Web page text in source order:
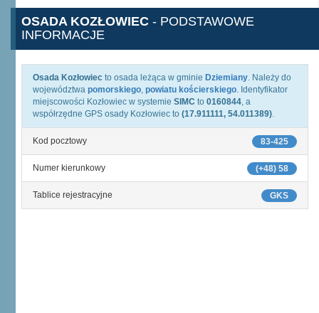
OSADA KOZŁOWIEC - PODSTAWOWE
INFORMACJE
Osada Kozłowiec to osada leżąca w gminie Dziemiany. Należy do
województwa pomorskiego, powiatu kościerskiego. Identyfikator
miejscowości Kozłowiec w systemie SIMC to 0160844, a
współrzędne GPS osady Kozłowiec to (17.911111, 54.011389).
83-425
Kod pocztowy
(+48) 58
Numer kierunkowy
GKS
Tablice rejestracyjne